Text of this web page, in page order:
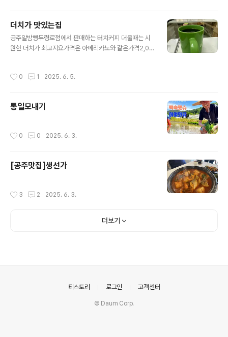
더치가 맛있는집
공주알밤빵무령로점에서 판매하는 터치커피 더울때는 시
원한 더치가 최고지요가격은 아메리카노와 같은가격2,00
알밤빵무령로점#무령로238-1#커피가너처럼좋아졌어
0 1 2025. 6. 5.
통일모내기
0 0 2025. 6. 3.
[공주맛집]생선가
3 2 2025. 6. 3.
더보기
티스토리 로그인 고객센터
© Daum Corp.